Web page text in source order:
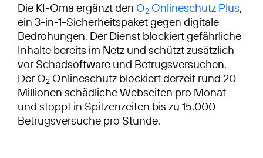
Die KI-Oma ergänzt den O2 Onlineschutz Plus,
ein 3-in-1-Sicherheitspaket gegen digitale
Bedrohungen. Der Dienst blockiert gefährliche
Inhalte bereits im Netz und schützt zusätzlich
vor Schadsoftware und Betrugsversuchen.
Der O2 Onlineschutz blockiert derzeit rund 20
Millionen schädliche Webseiten pro Monat
und stoppt in Spitzenzeiten bis zu 15.000
Betrugsversuche pro Stunde.